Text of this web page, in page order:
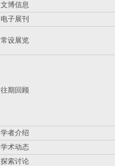
文博信息
电子展刊
常设展览
往期回顾
学者介绍
学术动态
探索讨论